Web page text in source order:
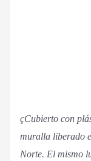
çCubierto con
muralla liberado
Norte. El mismo